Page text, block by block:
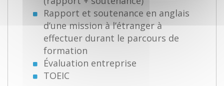
Rapport et soutenance en anglais
d’une mission à l’étranger à
effectuer durant le parcours de
formation
Évaluation entreprise
TOEIC